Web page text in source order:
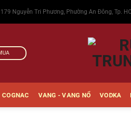
179 Nguyễn Tri Phương, Phường An Đông, Tp.
COGNAC VANG - VANG NỔ VODKA